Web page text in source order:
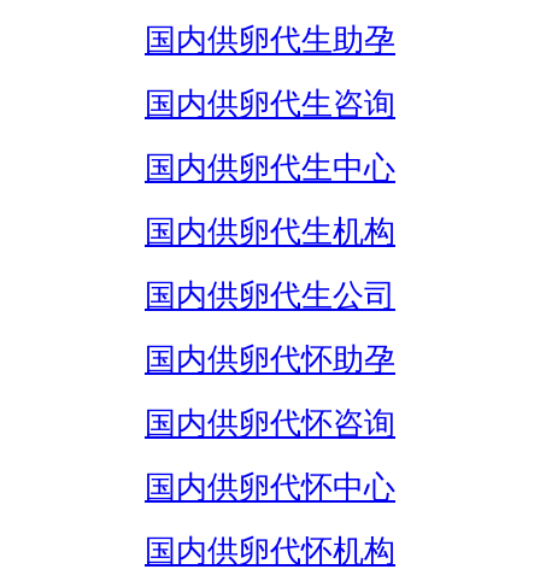
国内供卵代生助孕
国内供卵代生咨询
国内供卵代生中心
国内供卵代生机构
国内供卵代生公司
国内供卵代怀助孕
国内供卵代怀咨询
国内供卵代怀中心
国内供卵代怀机构